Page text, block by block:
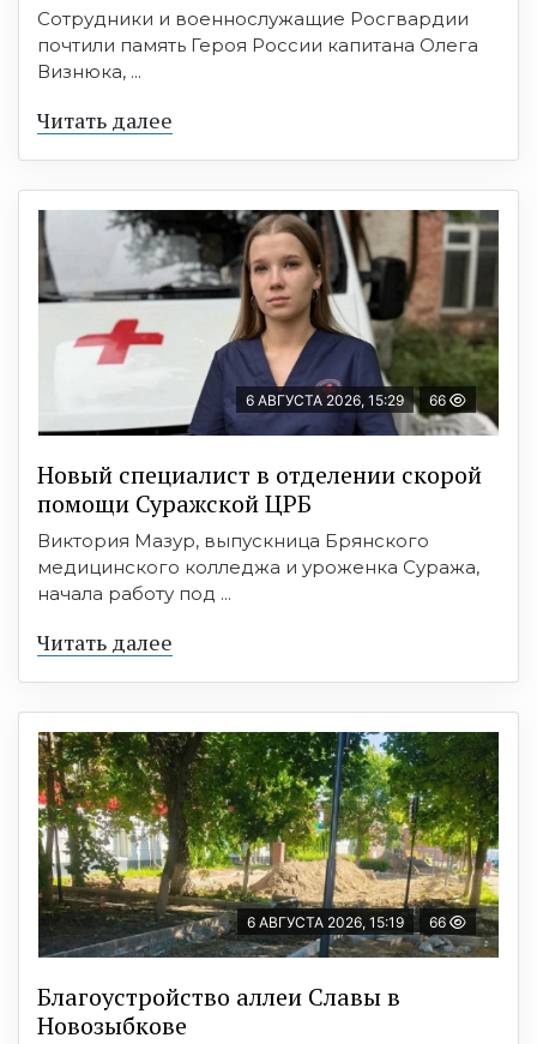
Сотрудники и военнослужащие Росгвардии
почтили память Героя России капитана Олега
Визнюка, ...
Читать далее
6 АВГУСТА 2026, 15:29 66
Новый специалист в отделении скорой
помощи Суражской ЦРБ
Виктория Мазур, выпускница Брянского
медицинского колледжа и уроженка Суража,
начала работу под ...
Читать далее
6 АВГУСТА 2026, 15:19 66
Благоустройство аллеи Славы в
Новозыбкове